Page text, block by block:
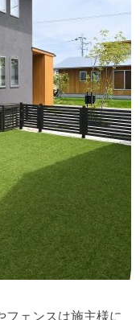
フェンスは施主様に